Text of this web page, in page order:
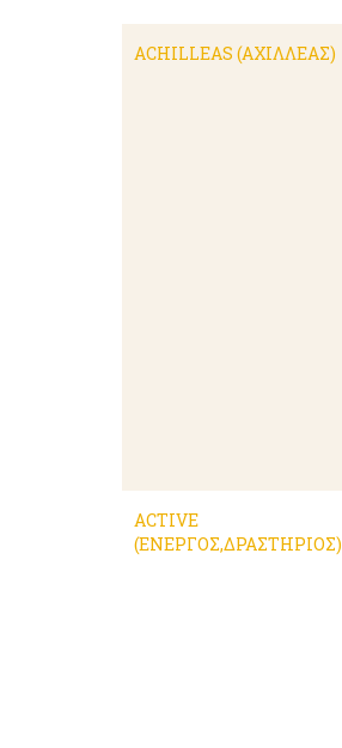
ACHILLEAS (ΑΧΙΛΛΕΑΣ)
ACTIVE
(ΕΝΕΡΓΟΣ,ΔΡΑΣΤΗΡΙΟΣ)